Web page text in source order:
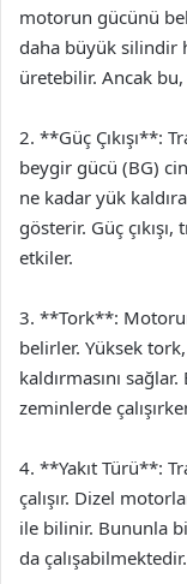
motorun gücünü
daha büyük silindir
üretebilir. Ancak
2. **Güç Çıkışı**:
beygir gücü (BG)
ne kadar yük
gösterir. Güç
etkiler.
3. **Tork**:
belirler. Yüksek
kaldırmasını
zeminlerde
4. **Yakıt Türü**:
çalışır. Dizel
ile bilinir. Bununla
da çalışabilmektedir.